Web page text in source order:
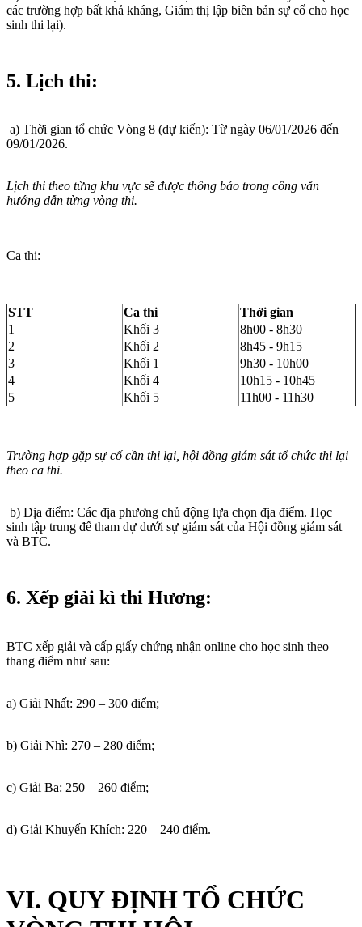
các trường hợp bất khả kháng, Giám thị lập biên bản sự cố cho học
sinh thi lại).
5. Lịch thi:
a) Thời gian tổ chức Vòng 8 (dự kiến): Từ ngày 06/01/2026 đến
09/01/2026.
Lịch thi theo từng khu vực sẽ được thông báo trong công văn
hướng dẫn từng vòng thi.
Ca thi:
STT Ca thi
Thời gian
1
Khối 3
8h00 - 8h30
2
Khối 2
8h45 - 9h15
3
Khối 1
9h30 - 10h00
4
Khối 4
10h15 - 10h45
5
Khối 5 11h00 - 11h30
Trường hợp gặp sự cố cần thi lại, hội đồng giám sát tổ chức thi lại
theo ca thi.
b) Địa điểm: Các địa phương chủ động lựa chọn địa điểm. Học
sinh tập trung để tham dự dưới sự giám sát của Hội đồng giám sát
và BTC.
6. Xếp giải kì thi Hương:
BTC xếp giải và cấp giấy chứng nhận online cho học sinh theo
thang điểm như sau:
a) Giải Nhất: 290 – 300 điểm;
b) Giải Nhì: 270 – 280 điểm;
c) Giải Ba: 250 – 260 điểm;
d) Giải Khuyến Khích: 220 – 240 điểm.
VI. QUY ĐỊNH TỔ CHỨC